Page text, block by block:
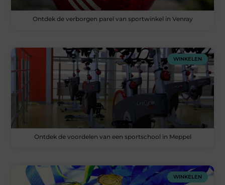
Ontdek de verborgen parel van sportwinkel in Venray
WINKELEN
Ontdek de voordelen van een sportschool in Meppel
WINKELEN